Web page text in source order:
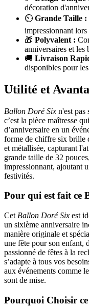
décoration
⏲️ Grande Taille :
impressionnant lors
🎁 Polyvalent :
anniversaires et les
🚚 Livraison
disponibles pour
Utilité et
Ballon Doré Six n'est pas
c’est la pièce maîtresse
d’anniversaire en un
forme de chiffre six brille
et métallisée, capturant
grande taille de 32
impressionnant, ajoutant
festivités.
Pour qui est fait ce
Cet Ballon Doré Six est
un sixième anniversaire
manière originale et
une fête pour son enfant,
passionné de fêtes à la
s’adapte à tous vos
aux événements comme
sont de mise.
Pourquoi Choisir